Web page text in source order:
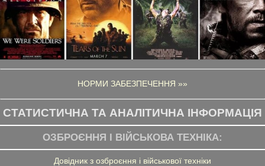
НОРМИ ЗАБЕЗПЕЧЕННЯ »»
СТАТИСТИЧНА ТА АНАЛІТИЧНА ІНФОРМАЦІЯ
ОЗБРОЄННЯ І ВІЙСЬКОВА ТЕХНІКА:
Довідник з озброєння і військової техніки